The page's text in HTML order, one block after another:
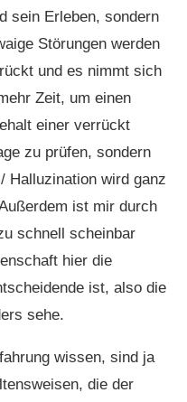
sein Erleben, sondern
Störungen werden
und es nimmt sich
Zeit, um einen
einer verrückt
zu prüfen, sondern
Halluzination wird ganz
ist mir durch
schnell scheinbar
hier die
ist, also die
sehe.
wissen, sind ja
die der